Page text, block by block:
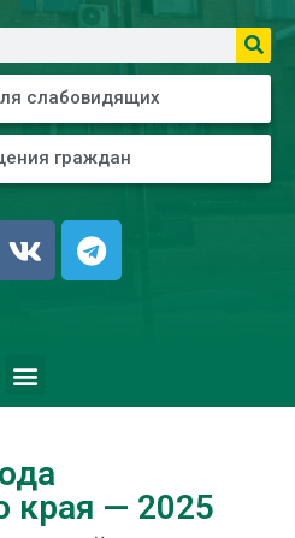
слабовидящих
граждан
края — 2025